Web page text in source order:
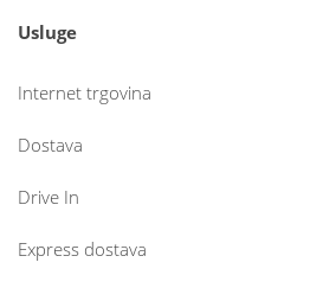
Usluge
Internet trgovina
Dostava
Drive In
Express dostava